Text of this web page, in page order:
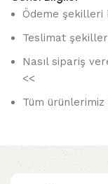
Ödeme şekilleri
Teslimat
Nasıl sipariş
<<
Tüm